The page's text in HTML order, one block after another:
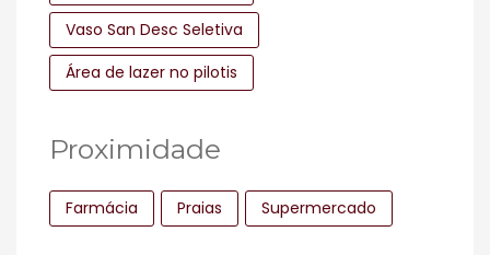
Vaso San Desc Seletiva
Área de lazer no pilotis
Proximidade
Farmácia Praias Supermercado